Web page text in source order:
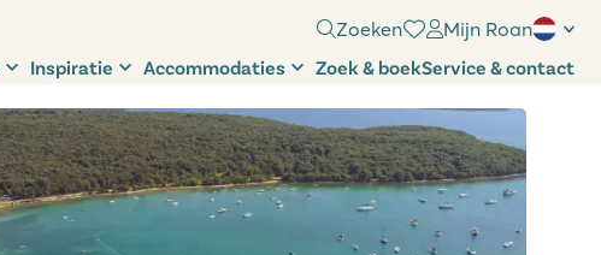
Zoeken Mijn Roan
Inspiratie Accommodaties Zoek & boekService & contact